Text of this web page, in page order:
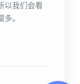
以我们会看
。